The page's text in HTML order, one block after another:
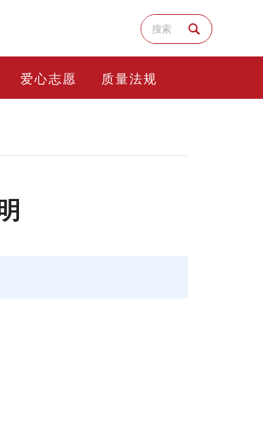
爱心志愿 质量法规